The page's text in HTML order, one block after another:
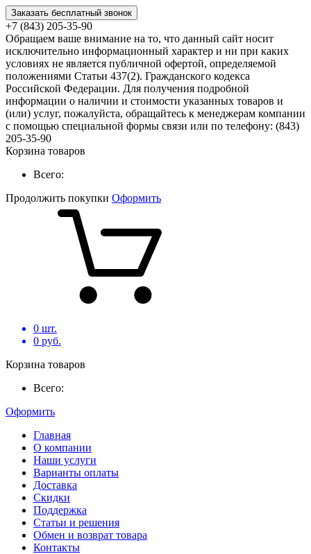
Заказать бесплатный звонок
+7 (843) 205-35-90
Обращаем ваше внимание на то, что данный сайт носит
исключительно информационный характер и ни при каких
условиях не является публичной офертой, определяемой
положениями Статьи 437(2). Гражданского кодекса
Российской Федерации. Для получения подробной
информации о наличии и стоимости указанных товаров и
(или) услуг, пожалуйста, обращайтесь к менеджерам компании
с помощью специальной формы связи или по телефону: (843)
205-35-90
Корзина товаров
Всего:
Продолжить покупки Оформить
0 шт.
0 руб.
Корзина товаров
Всего:
Оформить
Главная
О компании
Наши услуги
Варианты оплаты
Доставка
Скидки
Поддержка
Статьи и решения
Обмен и возврат товара
Контакты